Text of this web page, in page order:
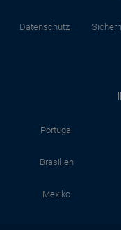
Datenschutz
Portugal
Brasilien
Mexiko